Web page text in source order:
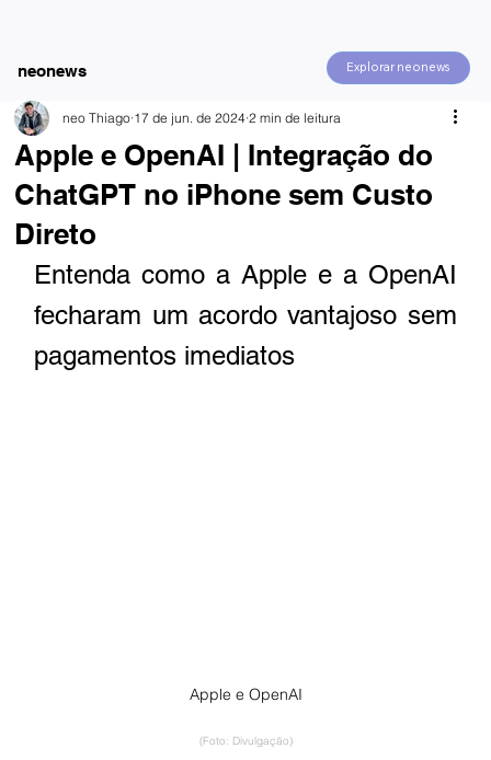
Explorar neonews
neonews
Apple e OpenAI | Integração do
ChatGPT no iPhone sem Custo
Direto
neo Thiago 17 de jun. de 2024 2 min de leitura
Entenda como a Apple e a OpenAI
fecharam um acordo vantajoso sem
pagamentos imediatos
Apple e OpenAI
(Foto: Divulgação)